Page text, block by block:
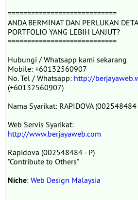
============================
ANDA BERMINAT DAN PERLUKAN
PORTFOLIO YANG LEBIH LANJUT?
============================
Hubungi / Whatsapp kami sekarang
Mobile: +60132560907
No. Tel / Whatsapp: http://
(+60132560907)
Nama Syarikat: RAPIDOVA (002548484
Web Servis Syarikat:
http://www.berjayaweb.com
Rapidova (002548484 - P)
”Contribute to Others”
Niche: Web Design Malaysia